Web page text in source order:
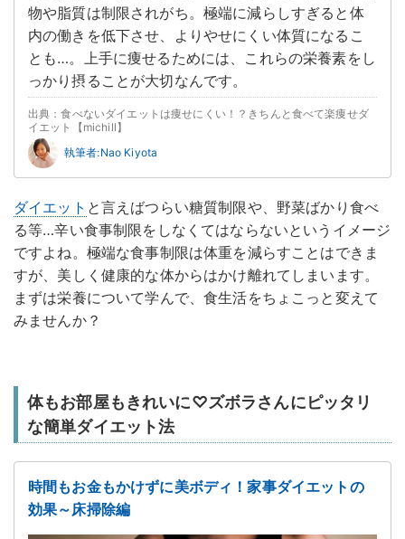
物や脂質は制限されがち。極端に減らしすぎると体
内の働きを低下させ、よりやせにくい体質になるこ
とも…。上手に痩せるためには、これらの栄養素をし
っかり摂ることが大切なんです。
出典：食べないダイエットは痩せにくい！？きちんと食べて楽痩せダ
イエット【michill】
執筆者:Nao Kiyota
ダイエット と言えばつらい糖質制限や、野菜ばかり食べ
る等…辛い食事制限をしなくてはならないというイメージ
ですよね。極端な食事制限は体重を減らすことはできま
すが、美しく健康的な体からはかけ離れてしまいます。
まずは栄養について学んで、食生活をちょこっと変えて
みませんか？
体もお部屋もきれいに♡ズボラさんにピッタリ
な簡単ダイエット法
時間もお金もかけずに美ボディ！家事ダイエットの
効果～床掃除編